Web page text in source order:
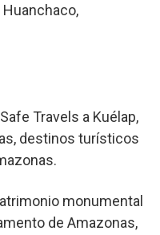
Huanchaco,
Travels a Kuélap,
destinos turísticos
monumental
de Amazonas,